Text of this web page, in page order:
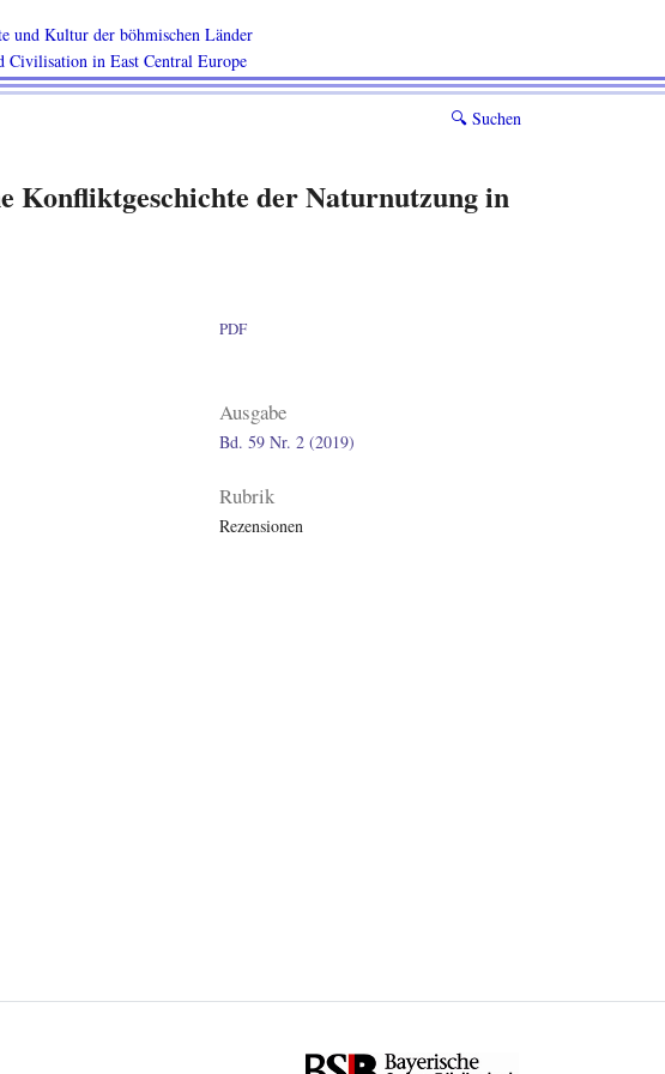
und Kultur der böhmischen Länder
Civilisation in East Central Europe
🔍︎ Suchen
Konfliktgeschichte der Naturnutzung in
PDF
Ausgabe
Bd. 59 Nr. 2 (2019)
Rubrik
Rezensionen